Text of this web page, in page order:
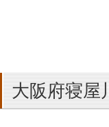
大阪府寝屋